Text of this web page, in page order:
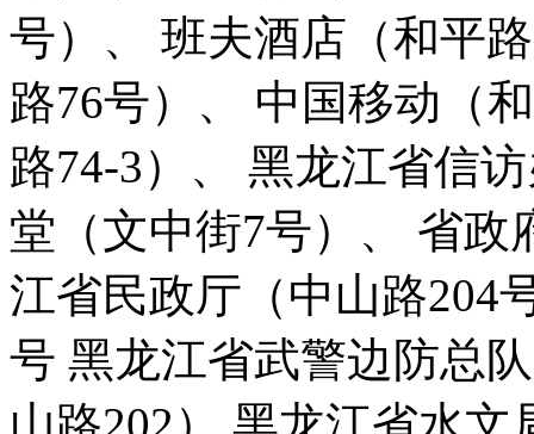
号）、 班夫酒店（和平
路76号）、 中国移动（
路74-3）、 黑龙江省信
堂（文中街7号）、 省政
江省民政厅（中山路204
号 黑龙江省武警边防总